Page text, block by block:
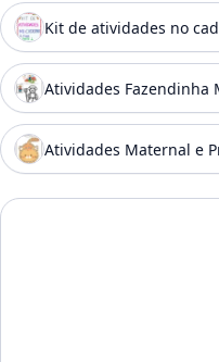
Kit de atividades no
Atividades Fazendinha
Atividades Maternal e